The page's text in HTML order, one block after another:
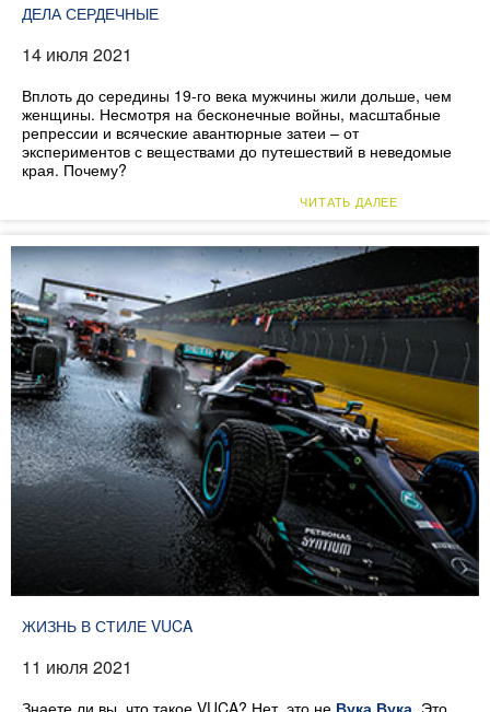
ДЕЛА СЕРДЕЧНЫЕ
14 июля 2021
Вплоть до середины 19-го века мужчины жили дольше, чем
женщины. Несмотря на бесконечные войны, масштабные
репрессии и всяческие авантюрные затеи – от
экспериментов с веществами до путешествий в неведомые
края. Почему?
ЧИТАТЬ ДАЛЕЕ
ЖИЗНЬ В СТИЛЕ VUCA
11 июля 2021
Знаете ли вы, что такое VUCA? Нет, это не Вука Вука. Это